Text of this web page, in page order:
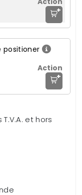
+
positioner
+
et hors